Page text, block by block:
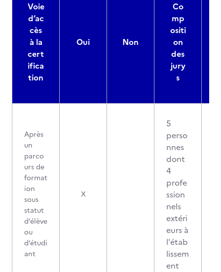
Voie
d’ac
cès
à la
cert
ifica
tion
Oui Non
Co
mp
ositi
on
des
jury
s
Après
un
parco
urs de
format
ion
sous
statut
d’élève
ou
d’étudi
ant
X
5
perso
nnes
dont
4
profe
ssion
nels
extéri
eurs à
l'étab
lissem
ent